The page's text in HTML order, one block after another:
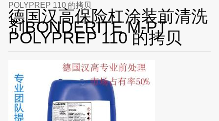
POLYPREP 110 的拷贝
德国汉高保险杠涂装前清洗
剂BONDERITE M-PT
POLYPREP 110 的拷贝